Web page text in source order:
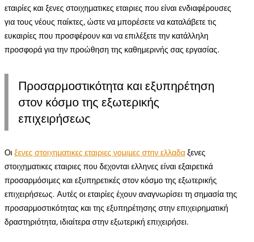
εταιρίες και ξενες στοιχηματικες εταιριες που είναι ενδιαφέρουσες
για τους νέους παίκτες, ώστε να μπορέσετε να καταλάβετε τις
ευκαιρίες που προσφέρουν και να επιλέξετε την κατάλληλη
προσφορά για την προώθηση της καθημερινής σας εργασίας.
Προσαρμοστικότητα και εξυπηρέτηση
στον κόσμο της εξωτερικής
επιχειρήσεως
Οι ξενες στοιχηματικες εταιριες νομιμες στην ελλαδαξενες
στοιχηματικες εταιριες που δεχονται ελληνες είναι εξαιρετικά
προσαρμόσιμες και εξυπηρετικές στον κόσμο της εξωτερικής
επιχειρήσεως. Αυτές οι εταιρίες έχουν αναγνωρίσει τη σημασία της
προσαρμοστικότητας και της εξυπηρέτησης στην επιχειρηματική
δραστηριότητα, ιδιαίτερα στην εξωτερική επιχειρήσει.